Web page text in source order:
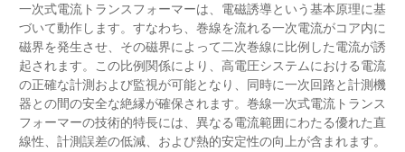
一次式電流トランスフォーマーは、電磁誘導という基本原理に基
づいて動作します。すなわち、巻線を流れる一次電流がコア内に
磁界を発生させ、その磁界によって二次巻線に比例した電流が誘
起されます。この比例関係により、高電圧システムにおける電流
の正確な計測および監視が可能となり、同時に一次回路と計測機
器との間の安全な絶縁が確保されます。巻線一次式電流トランス
フォーマーの技術的特長には、異なる電流範囲にわたる優れた直
線性、計測誤差の低減、および熱的安定性の向上が含まれます。